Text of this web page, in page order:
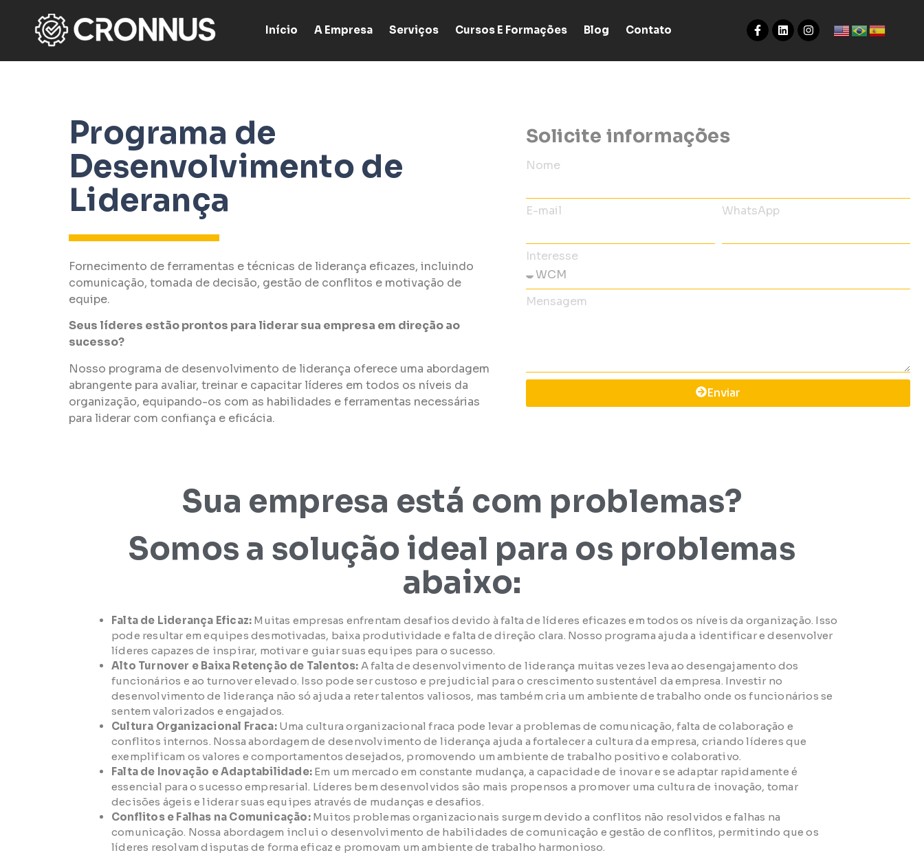
Início A Empresa Serviços Cursos E Formações Blog Contato
Programa de
Desenvolvimento de
Liderança
Fornecimento de ferramentas e técnicas de liderança eficazes, incluindo
comunicação, tomada de decisão, gestão de conflitos e motivação de
equipe.
Seus líderes estão prontos para liderar sua empresa em direção ao
sucesso?
Nosso programa de desenvolvimento de liderança oferece uma abordagem
abrangente para avaliar, treinar e capacitar líderes em todos os níveis da
organização, equipando-os com as habilidades e ferramentas necessárias
para liderar com confiança e eficácia.
Solicite informações
Nome
E-mail WhatsApp
Interesse
Mensagem
Enviar
Sua empresa está com problemas?
Somos a solução ideal para os problemas
abaixo:
Falta de Liderança Eficaz: Muitas empresas enfrentam desafios devido à falta de líderes eficazes em todos os níveis da organização. Isso
pode resultar em equipes desmotivadas, baixa produtividade e falta de direção clara. Nosso programa ajuda a identificar e desenvolver
líderes capazes de inspirar, motivar e guiar suas equipes para o sucesso.
Alto Turnover e Baixa Retenção de Talentos: A falta de desenvolvimento de liderança muitas vezes leva ao desengajamento dos
funcionários e ao turnover elevado. Isso pode ser custoso e prejudicial para o crescimento sustentável da empresa. Investir no
desenvolvimento de liderança não só ajuda a reter talentos valiosos, mas também cria um ambiente de trabalho onde os funcionários se
sentem valorizados e engajados.
Cultura Organizacional Fraca:Uma cultura organizacional fraca pode levar a problemas de comunicação, falta de colaboração e
conflitos internos. Nossa abordagem de desenvolvimento de liderança ajuda a fortalecer a cultura da empresa, criando líderes que
exemplificam os valores e comportamentos desejados, promovendo um ambiente de trabalho positivo e colaborativo.
Falta de Inovação e Adaptabilidade: Em um mercado em constante mudança, a capacidade de inovar e se adaptar rapidamente é
essencial para o sucesso empresarial. Líderes bem desenvolvidos são mais propensos a promover uma cultura de inovação, tomar
decisões ágeis e liderar suas equipes através de mudanças e desafios.
Conflitos e Falhas na Comunicação:Muitos problemas organizacionais surgem devido a conflitos não resolvidos e falhas na
comunicação. Nossa abordagem inclui o desenvolvimento de habilidades de comunicação e gestão de conflitos, permitindo que os
líderes resolvam disputas de forma eficaz e promovam um ambiente de trabalho harmonioso.